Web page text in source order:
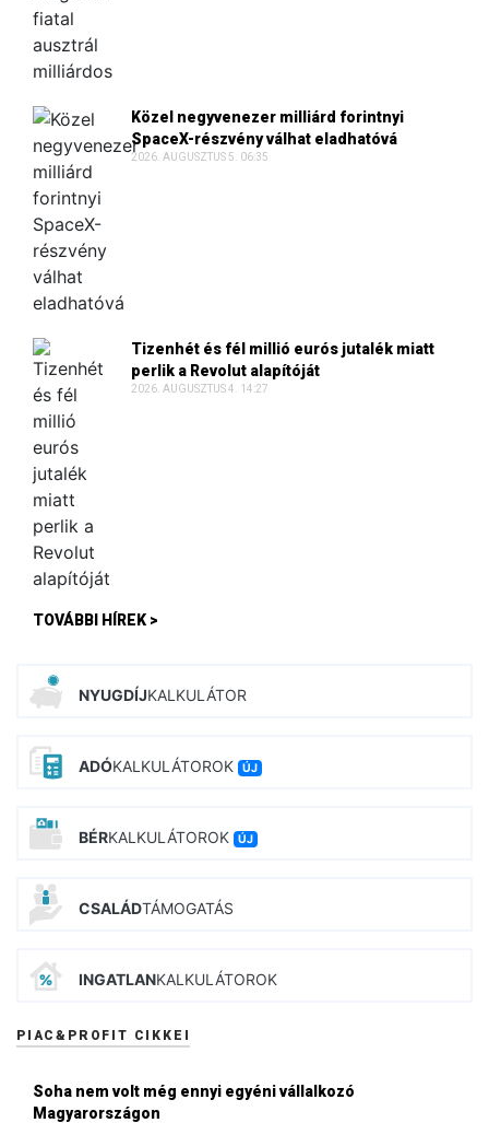
Közel negyvenezer milliárd forintnyi
SpaceX-részvény válhat eladhatóvá
2026. AUGUSZTUS 5. 06:35
Tizenhét és fél millió eurós jutalék miatt
perlik a Revolut alapítóját
2026. AUGUSZTUS 4. 14:27
TOVÁBBI HÍREK >
NYUGDÍJKALKULÁTOR
ADÓKALKULÁTOROK ÚJ
BÉRKALKULÁTOROK ÚJ
CSALÁDTÁMOGATÁS
INGATLANKALKULÁTOROK
PIAC&PROFIT CIKKEI
Soha nem volt még ennyi egyéni vállalkozó
Magyarországon